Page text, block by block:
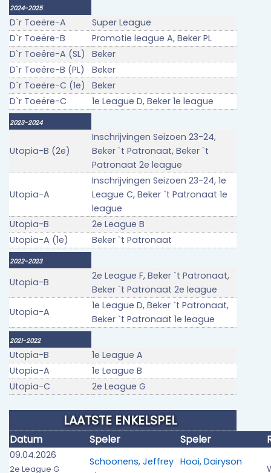
2024-2025
D`r Toeëre-A
Super League
D`r Toeëre-B
Promotie league A, Beker PL
D`r Toeëre-A (SL)
Beker
D`r Toeëre-B (PL)
Beker
D`r Toeëre-C (1e)
Beker
D`r Toeëre-C
1e League D, Beker 1e league
2023-2024
Utopia-B (2e)
Inschrijvingen Seizoen 23-24,
Beker `t Patronaat, Beker `t
Patronaat 2e league
Utopia-A
Inschrijvingen Seizoen 23-24, 1e
League C, Beker `t Patronaat 1e
league
Utopia-B
2e League B
Utopia-A (1e)
Beker `t Patronaat
2022-2023
Utopia-B
2e League F, Beker `t Patronaat,
Beker `t Patronaat 2e league
Utopia-A
1e League D, Beker `t Patronaat,
Beker `t Patronaat 1e league
2021-2022
Utopia-B
1e League A
Utopia-A
1e League B
Utopia-C
2e League G
LAATSTE ENKELSPEL
Datum Speler Speler
09.04.2026
2e League G
Schoonens, Jeffrey Hooi, Dairyson